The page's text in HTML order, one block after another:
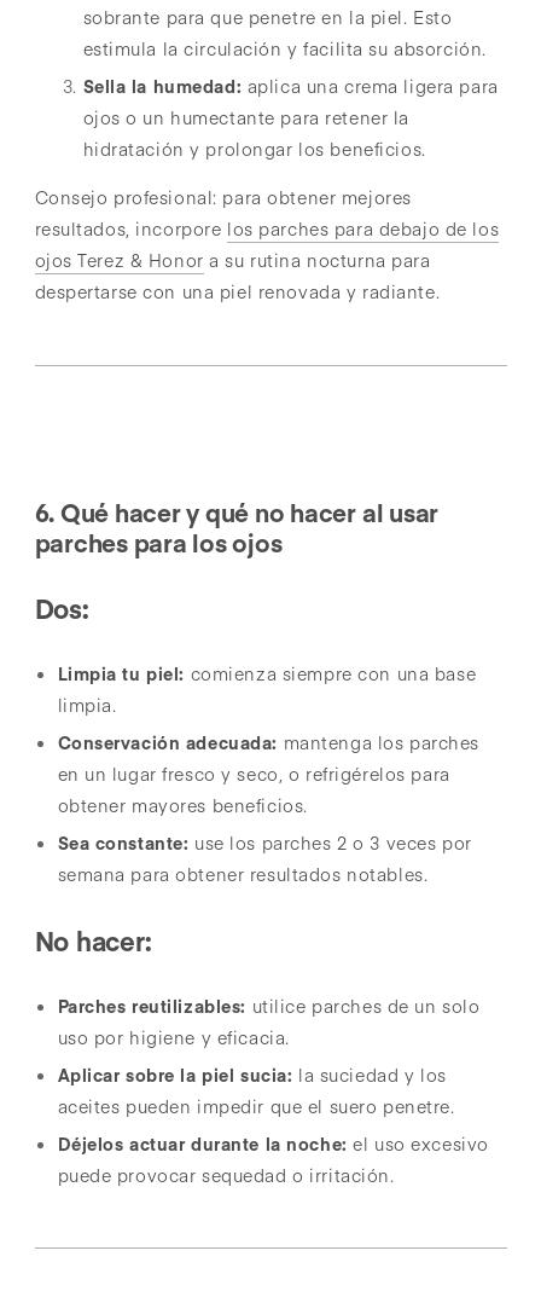
sobrante para que penetre en la piel. Esto
estimula la circulación y facilita su absorción.
Sella la humedad: aplica una crema ligera para
ojos o un humectante para retener la
hidratación y prolongar los beneficios.
Consejo profesional: para obtener mejores
resultados, incorpore los parches para debajo de los
ojos Terez & Honor a su rutina nocturna para
despertarse con una piel renovada y radiante.
6. Qué hacer y qué no hacer al usar
parches para los ojos
Dos:
Limpia tu piel: comienza siempre con una base
limpia.
Conservación adecuada: mantenga los parches
en un lugar fresco y seco, o refrigérelos para
obtener mayores beneficios.
Sea constante: use los parches 2 o 3 veces por
semana para obtener resultados notables.
No hacer:
Parches reutilizables: utilice parches de un solo
uso por higiene y eficacia.
Aplicar sobre la piel sucia: la suciedad y los
aceites pueden impedir que el suero penetre.
Déjelos actuar durante la noche: el uso excesivo
puede provocar sequedad o irritación.